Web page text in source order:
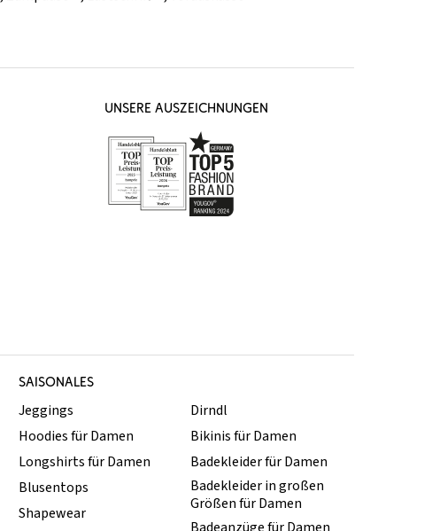
UNSERE AUSZEICHNUNGEN
SAISONALES
Jeggings
Hoodies für Damen
Longshirts für Damen
Blusentops
Shapewear
Dirndl
Bikinis für Damen
Badekleider für Damen
Badekleider in großen
Größen für Damen